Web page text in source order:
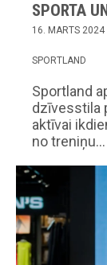
SPORTA
16. MARTS 2024
SPORTLAND
Sportland
dzīvesstila
aktīvai
no treniņu…